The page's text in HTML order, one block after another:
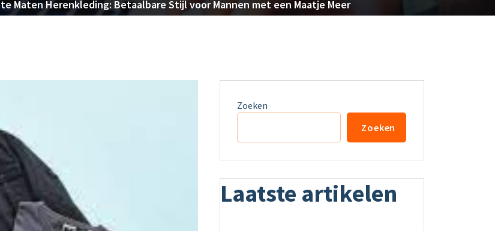
Maten Herenkleding: Betaalbare Stijl voor Mannen met een Maatje Meer
Zoeken
Zoeken
Laatste artikelen